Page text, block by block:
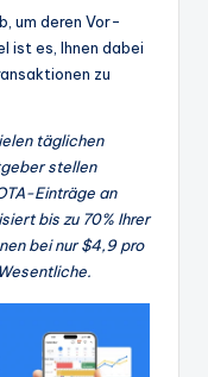
um deren Vor-
ist es, Ihnen dabei
zu
täglichen
stellen
Einträge an
bis zu 70% Ihrer
bei nur $4,9 pro